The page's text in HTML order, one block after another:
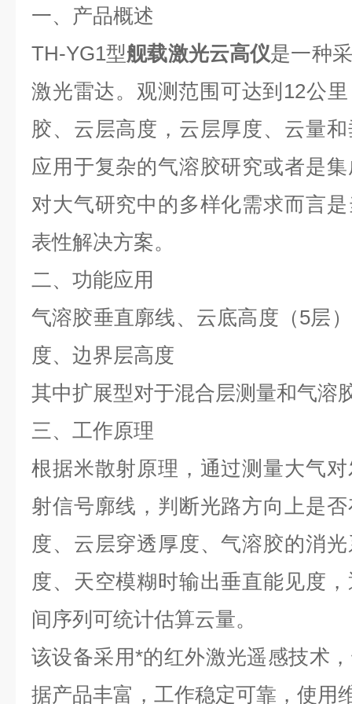
一、产品概述
TH-YG1型舰载激光云高仪是一种
激光雷达。观测范围可达到12公
胶、云层高度，云层厚度、云量
应用于复杂的气溶胶研究或者是
对大气研究中的多样化需求而言
表性解决方案。
二、功能应用
气溶胶垂直廓线、云底高度（5层
度、边界层高度
其中扩展型对于混合层测量和气溶
三、工作原理
根据米散射原理，通过测量大气
射信号廓线，判断光路方向上是
度、云层穿透厚度、气溶胶的消
度、天空模糊时输出垂直能见度
间序列可统计估算云量。
该设备采用*的红外激光遥感技术
据产品丰富，工作稳定可靠，使用